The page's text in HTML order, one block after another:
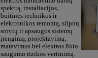
spektrą, instaliacijos,
buitinės technikos ir
elektronikos remontą, silpnų
srovių ir apsaugos sistemų
įrengimą, projektavimą,
matavimus bei elektros ūkio
saugumo rizikos vertinimą.